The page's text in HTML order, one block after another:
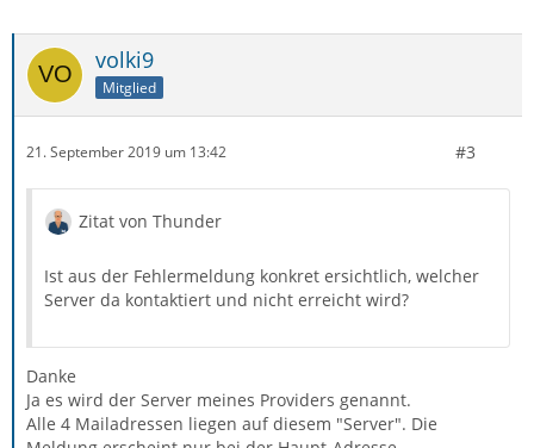
volki9
Mitglied
21. September 2019 um 13:42 #3
Zitat von Thunder
Ist aus der Fehlermeldung konkret ersichtlich, welcher
Server da kontaktiert und nicht erreicht wird?
Danke
Ja es wird der Server meines Providers genannt.
Alle 4 Mailadressen liegen auf diesem "Server". Die